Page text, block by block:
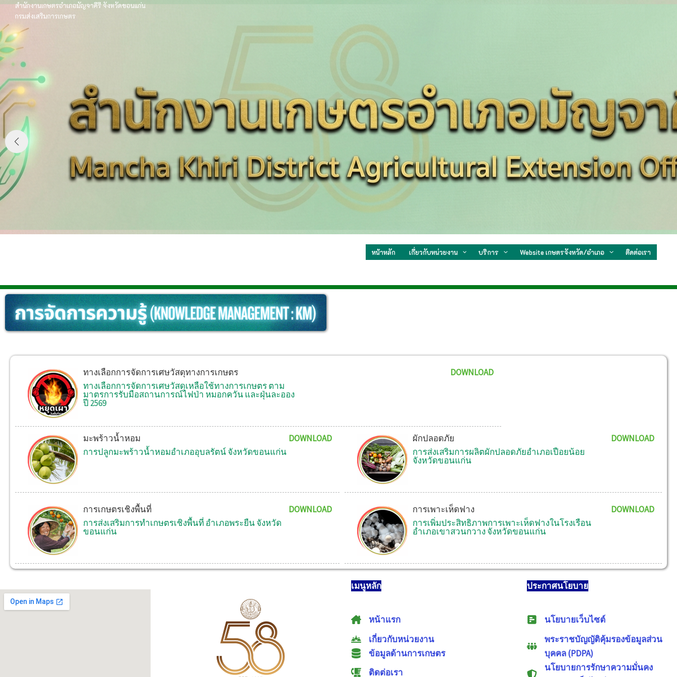
Skip
content
สำนักงานเกษตรอำเภอมัญจาคีรี จังหวัดขอนแก่น
กรมส่งเสริมการเกษตร
หน้าหลัก เกี่ยวกับหน่วยงาน บริการ Website เกษตรจังหวัด/อำเภอ ติดต่อเรา
ทางเลือกการจัดการเศษวัสดุทางการเกษตร
ทางเลือกการจัดการเศษวัสดุเหลือใช้ทางการเกษตร ตาม
มาตรการรับมือสถานการณ์ไฟป่า หมอกควัน และฝุ่นละออง
ปี 2569
DOWNLOAD
มะพร้าวน้ำหอม
การปลูกมะพร้าวน้ำหอมอำเภออุบลรัตน์ จังหวัดขอนแก่น
DOWNLOAD
ผักปลอดภัย
การส่งเสริมการผลิตผักปลอดภัยอำเภอเปือยน้อย
จังหวัดขอนแก่น
DOWNLOAD
การเกษตรเชิงพื้นที่
การส่งเสริมการทำเกษตรเชิงพื้นที่ อำเภอพระยืน จังหวัด
ขอนแก่น
DOWNLOAD
การเพาะเห็ดฟาง
การเพิ่มประสิทธิภาพการเพาะเห็ดฟางในโรงเรือน
อำเภอเขาสวนกวาง จังหวัดขอนแก่น
DOWNLOAD
เมนูหลัก
หน้าแรก
เกี่ยวกับหน่วยงาน
ข้อมูลด้านการเกษตร
ติดต่อเรา
ประกาศนโยบาย
นโยบายเว็บไซต์
พระราชบัญญัติคุ้มรองข้อมูลส่วน
บุคคล (PDPA)
นโยบายการรักษาความมั่นคง